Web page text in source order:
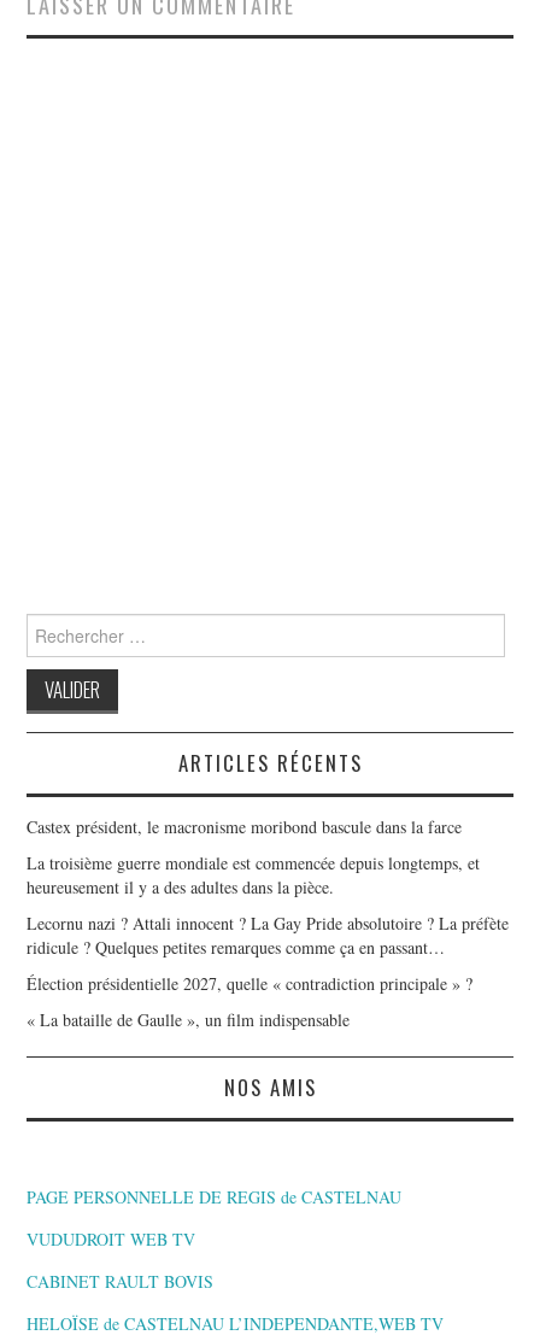
for:
ARTICLES RÉCENTS
Castex président, le macronisme moribond bascule dans la farce
La troisième guerre mondiale est commencée depuis longtemps, et
heureusement il y a des adultes dans la pièce.
Lecornu nazi ? Attali innocent ? La Gay Pride absolutoire ? La préfète
ridicule ? Quelques petites remarques comme ça en passant…
Élection présidentielle 2027, quelle « contradiction principale » ?
« La bataille de Gaulle », un film indispensable
NOS AMIS
PAGE PERSONNELLE DE REGIS de CASTELNAU
VUDUDROIT WEB TV
CABINET RAULT BOVIS
HELOÏSE de CASTELNAU L’INDEPENDANTE,WEB TV